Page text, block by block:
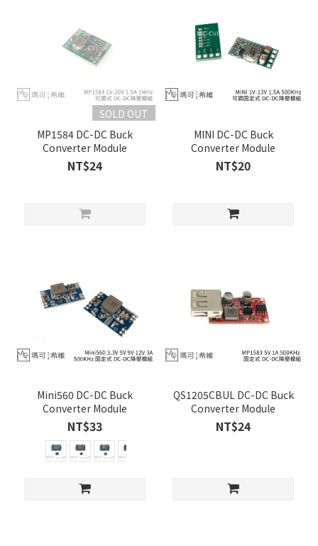
SOLD OUT
MP1584 DC-DC Buck
Converter Module
NT$24
MINI DC-DC Buck
Converter Module
NT$20
Mini560 DC-DC Buck
Converter Module
NT$33
QS1205CBUL DC-DC Buck
Converter Module
NT$24